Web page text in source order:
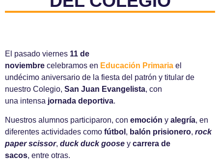
El pasado viernes 11 de
noviembre celebramos en Educación Primaria el
undécimo aniversario de la fiesta del patrón y titular de
nuestro Colegio, San Juan Evangelista, con
una intensa jornada deportiva.
Nuestros alumnos participaron, con emoción y alegría, en
diferentes actividades como fútbol , balón prisionero, rock
paper scissor, duck duck goose y carrera de
sacos, entre otras.